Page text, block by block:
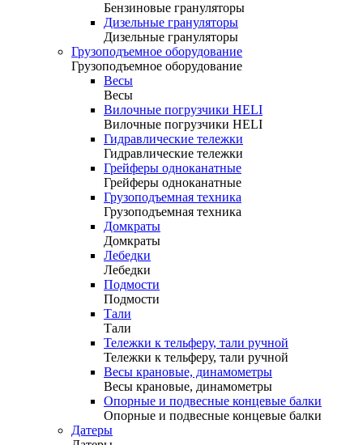
Бензиновые грануляторы
Дизельные грануляторы
Дизельные грануляторы
Грузоподъемное оборудование
Грузоподъемное оборудование
Весы
Весы
Вилочные погрузчики HELI
Вилочные погрузчики HELI
Гидравлические тележки
Гидравлические тележки
Грейферы одноканатные
Грейферы одноканатные
Грузоподъемная техника
Грузоподъемная техника
Домкраты
Домкраты
Лебедки
Лебедки
Подмости
Подмости
Тали
Тали
Тележки к тельферу, тали ручной
Тележки к тельферу, тали ручной
Весы крановые, динамометры
Весы крановые, динамометры
Опорные и подвесные концевые балки
Опорные и подвесные концевые балки
Датеры